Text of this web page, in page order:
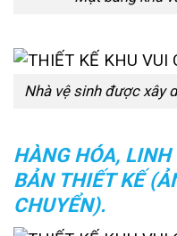
Nhà vệ sinh được xây
HÀNG HÓA,
BẢN THIẾT KẾ
CHUYỂN).